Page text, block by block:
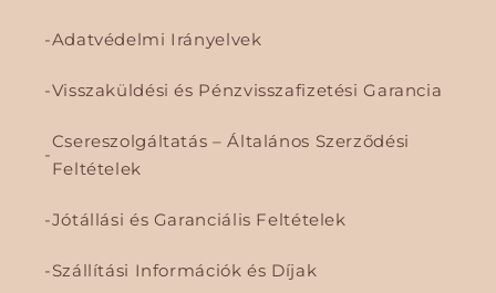
Adatvédelmi Irányelvek
Visszaküldési és Pénzvisszafizetési Garancia
Csereszolgáltatás – Általános Szerződési
Feltételek
Jótállási és Garanciális Feltételek
Szállítási Információk és Díjak